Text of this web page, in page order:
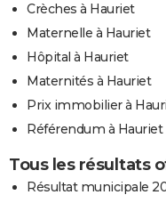
Crèches à Hauriet
Maternelle à Hauriet
Hôpital à Hauriet
Maternités à Hauriet
Prix immobilier à
Référendum à Hauriet
Tous les résultats
Résultat municipale